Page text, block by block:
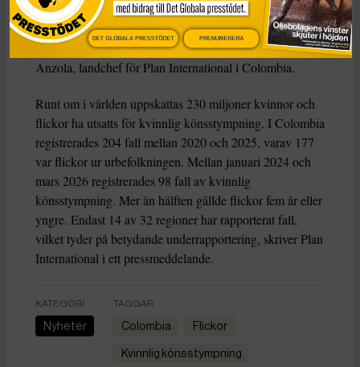
uppnå detta. Tillsammans med förra årets förbud mot
barnäktenskap visar det här på framsteg för flickors
rättigheter i landet, som vi kämpat hårt för, säger Ángela
Anzola, landchef för Plan International i Colombia.
Runt om i världen uppskattas 230 miljoner kvinnor och
flickor ha utsatts för kvinnlig könsstympning. I Colombia
registrerades 204 fall mellan 2020 och 2025, varav 177
var flickor ur urbefolkningen. Mellan januari 2024 och
mars 2026 registrerades 98 fall av kvinnlig
könsstympning. Mer än hälften gällde flickor fem år eller
yngre. Endast 14 av 32 regioner har rapporterat fall,
vilket tyder på betydande underrapportering, skriver Plan
International i ett pressmeddelande.
KATEGORI
Nyheter
TAGGAR
Colombia flickor
kvinnlig könsstympning
DET GLOBALA PRESSTÖDET PRENUMERERA